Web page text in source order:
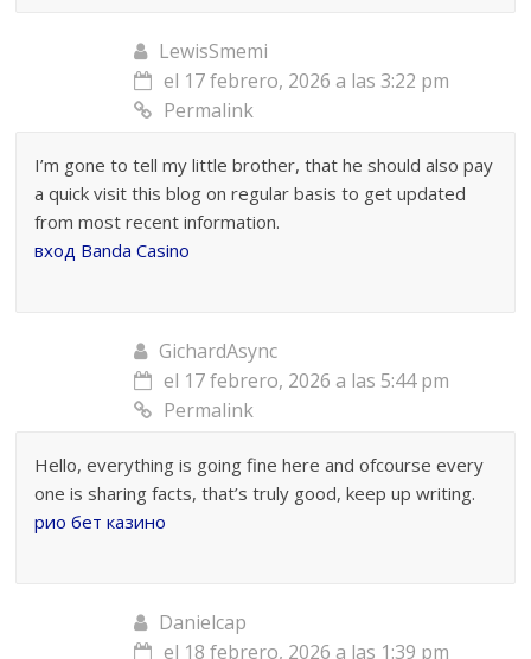
LewisSmemi
el 17 febrero, 2026 a las 3:22 pm
Permalink
I’m gone to tell my little brother, that he should also pay
a quick visit this blog on regular basis to get updated
from most recent information.
вход Banda Casino
GichardAsync
el 17 febrero, 2026 a las 5:44 pm
Permalink
Hello, everything is going fine here and ofcourse every
one is sharing facts, that’s truly good, keep up writing.
рио бет казино
Danielcap
el 18 febrero, 2026 a las 1:39 pm